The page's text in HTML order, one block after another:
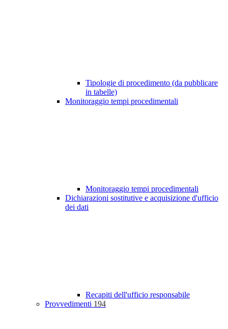
Tipologie di procedimento (da pubblicare
in tabelle)
Monitoraggio tempi procedimentali
Monitoraggio tempi procedimentali
Dichiarazioni sostitutive e acquisizione d'ufficio
dei dati
Recapiti dell'ufficio responsabile
Provvedimenti 194